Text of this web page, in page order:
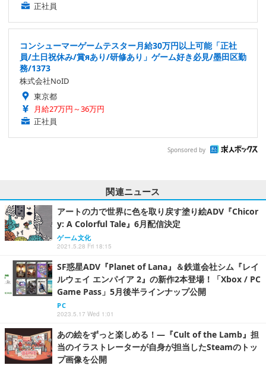
正社員
コンシューマーゲームテスター月給30万円以上可能「正社
員/土日祝休み/賞яあり/研修あり」ゲーム好き必見/墨田区勤
務/1373
株式会社NoID
東京都
月給27万円～36万円
正社員
Sponsored by
関連ニュース
アートの力で世界に色を取り戻す塗り絵ADV『Chicor
y: A Colorful Tale』6月配信決定
ゲーム文化
2021.5.28 Fri 18:15
SF惑星ADV『Planet of Lana』＆鉄道会社シム『レイ
ルウェイ エンパイア 2』の新作2本登場！「Xbox / PC
Game Pass」5月後半ラインナップ公開
PC
2023.5.17 Wed 1:01
あの絵をずっと楽しめる！―『Cult of the Lamb』担
当のイラストレーターが自身が担当したSteamのトッ
プ画像を公開